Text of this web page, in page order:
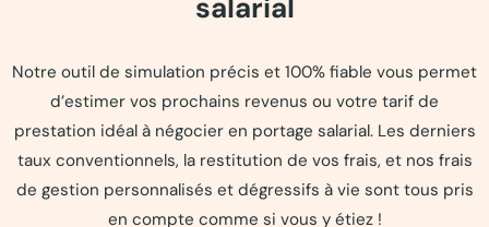
Notre outil de simulation précis et 100% fiable vous permet
d’estimer vos prochains revenus ou votre tarif de
prestation idéal à négocier en portage salarial. Les derniers
taux conventionnels, la restitution de vos frais, et nos frais
de gestion personnalisés et dégressifs à vie sont tous pris
en compte comme si vous y étiez !